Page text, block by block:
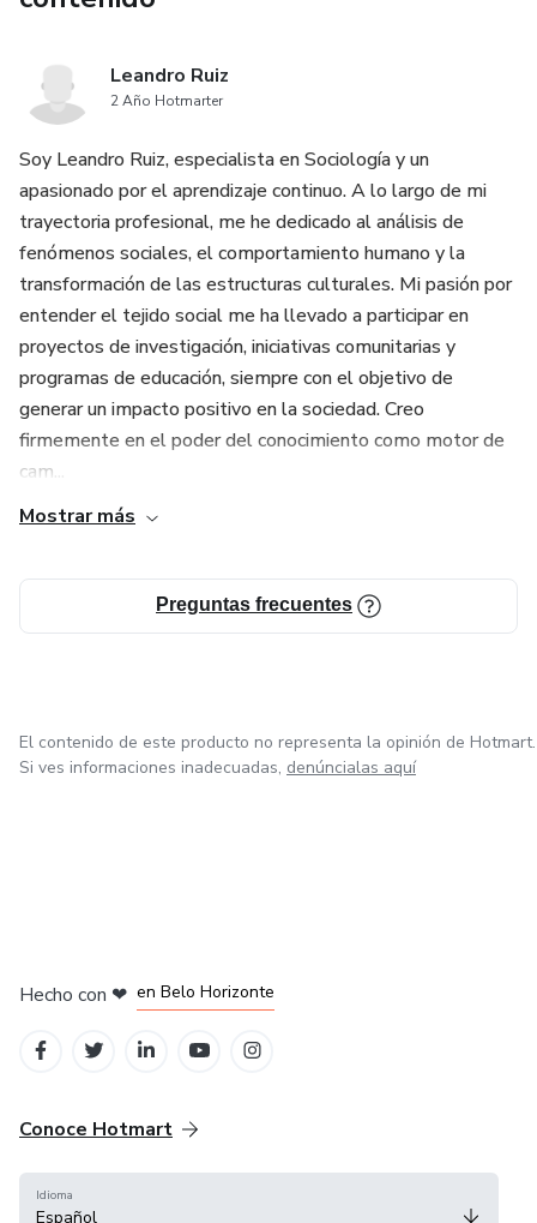
Leandro Ruiz
2 Año Hotmarter
Soy Leandro Ruiz, especialista en Sociología y un
apasionado por el aprendizaje continuo. A lo largo de mi
trayectoria profesional, me he dedicado al análisis de
fenómenos sociales, el comportamiento humano y la
transformación de las estructuras culturales. Mi pasión por
entender el tejido social me ha llevado a participar en
proyectos de investigación, iniciativas comunitarias y
programas de educación, siempre con el objetivo de
generar un impacto positivo en la sociedad. Creo
firmemente en el poder del conocimiento como motor de
cam...
Mostrar más
Preguntas frecuentes
El contenido de este producto no representa la opinión de Hotmart.
Si ves informaciones inadecuadas, denúncialas aquí
Hecho con ❤ en Belo Horizonte
Conoce Hotmart
Idioma
Español